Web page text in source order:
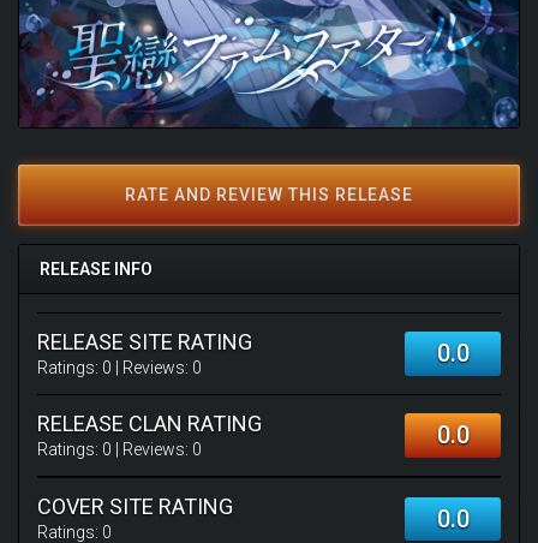
RATE AND REVIEW THIS RELEASE
RELEASE INFO
RELEASE SITE RATING
Ratings: 0 | Reviews: 0 0.0
RELEASE CLAN RATING
Ratings: 0 | Reviews: 0 0.0
COVER SITE RATING
Ratings: 0 0.0